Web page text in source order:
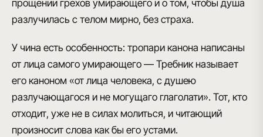
прощении грехов умирающего и о том, чтобы душа
разлучилась с телом мирно, без страха.
У чина есть особенность: тропари канона написаны
от лица самого умирающего — Требник называет
его каноном «от лица человека, с душею
разлучающагося и не могущаго глаголати». Тот, кто
отходит, уже не в силах молиться, и читающий
произносит слова как бы его устами.